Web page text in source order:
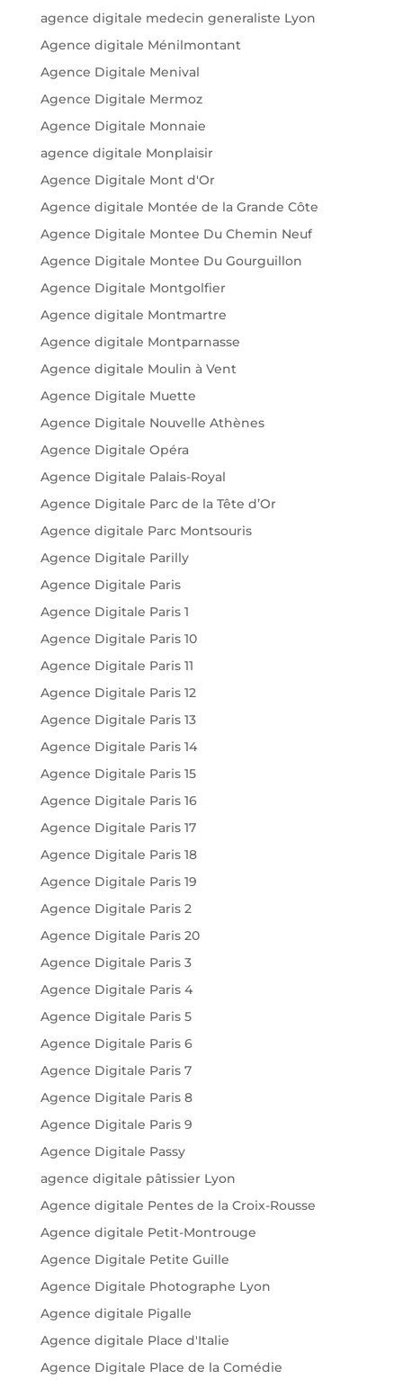
agence digitale medecin generaliste Lyon
Agence digitale Ménilmontant
Agence Digitale Menival
Agence Digitale Mermoz
Agence Digitale Monnaie
agence digitale Monplaisir
Agence Digitale Mont d'Or
Agence digitale Montée de la Grande Côte
Agence Digitale Montee Du Chemin Neuf
Agence Digitale Montee Du Gourguillon
Agence Digitale Montgolfier
Agence digitale Montmartre
Agence digitale Montparnasse
Agence digitale Moulin à Vent
Agence Digitale Muette
Agence Digitale Nouvelle Athènes
Agence Digitale Opéra
Agence Digitale Palais-Royal
Agence Digitale Parc de la Tête d’Or
Agence digitale Parc Montsouris
Agence Digitale Parilly
Agence Digitale Paris
Agence Digitale Paris 1
Agence Digitale Paris 10
Agence Digitale Paris 11
Agence Digitale Paris 12
Agence Digitale Paris 13
Agence Digitale Paris 14
Agence Digitale Paris 15
Agence Digitale Paris 16
Agence Digitale Paris 17
Agence Digitale Paris 18
Agence Digitale Paris 19
Agence Digitale Paris 2
Agence Digitale Paris 20
Agence Digitale Paris 3
Agence Digitale Paris 4
Agence Digitale Paris 5
Agence Digitale Paris 6
Agence Digitale Paris 7
Agence Digitale Paris 8
Agence Digitale Paris 9
Agence Digitale Passy
agence digitale pâtissier Lyon
Agence digitale Pentes de la Croix-Rousse
Agence digitale Petit-Montrouge
Agence Digitale Petite Guille
Agence Digitale Photographe Lyon
Agence digitale Pigalle
Agence digitale Place d'Italie
Agence Digitale Place de la Comédie